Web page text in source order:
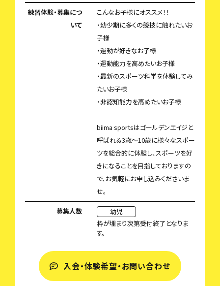
練習体験・募集につ
いて
こんなお子様にオススメ！！
・幼少期に多くの競技に触れたいお
子様
・運動が好きなお子様
・運動能力を高めたいお子様
・最新のスポーツ科学を体験してみ
たいお子様
・非認知能力を高めたいお子様
biima sportsはゴールデンエイジと
呼ばれる3歳〜10歳に様々なスポー
ツを総合的に体験し、スポーツを好
きになることを目指しておりますの
で、お気軽にお申し込みくださいま
せ。
募集人数
幼児
枠が埋まり次第受付終了となりま
す。
入会・体験希望・お問い合わせ